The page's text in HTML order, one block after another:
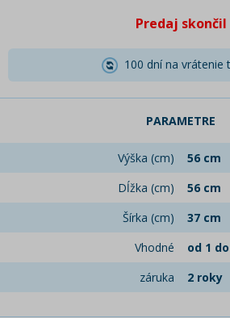
Predaj skončil
100 dní na vrátenie
PARAMETRE
Výška (cm)
56 cm
Dĺžka (cm)
56 cm
Šírka (cm)
37 cm
Vhodné
od 1
záruka
2 roky